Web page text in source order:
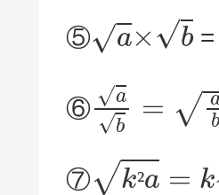
⑤
×b
=
⑥
ab=
⑦
²a=k